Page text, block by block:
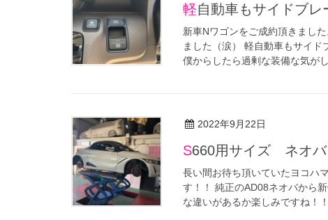
軽自動車もサイドブ
新車Nワゴンをご成約頂きまし
ました（涙） 軽自動車もサイ
僕からしたら過剰な装備な気が
2022年9月22日
S660用サイズ ネオ
長い間お待ち頂いていたヨコ
す！！ 純正のAD08ネオバから
な違いがあるか楽しみですね！